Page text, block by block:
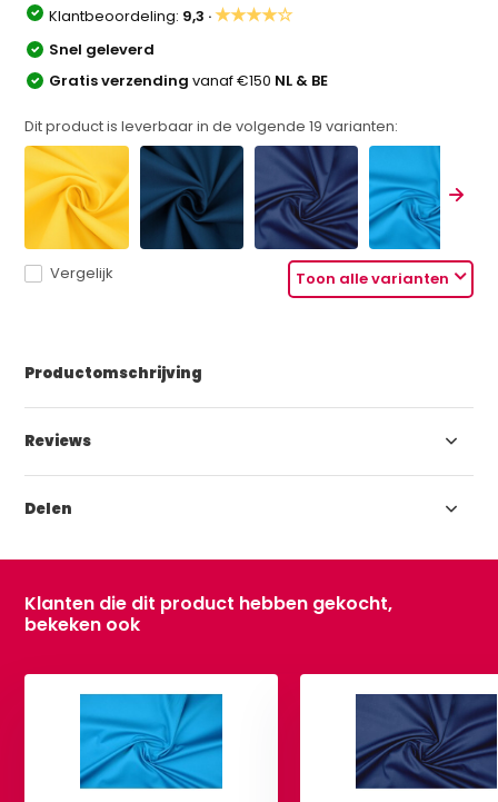
Klantbeoordeling: 9,3 ·★★★★☆
Snel geleverd
Gratis verzendingvanaf €150 NL & BE
Dit product is leverbaar in de volgende19 varianten:
Toon alle varianten
Vergelijk
Productomschrijving
Reviews
Delen
Klanten die dit product hebben gekocht,
bekeken ook